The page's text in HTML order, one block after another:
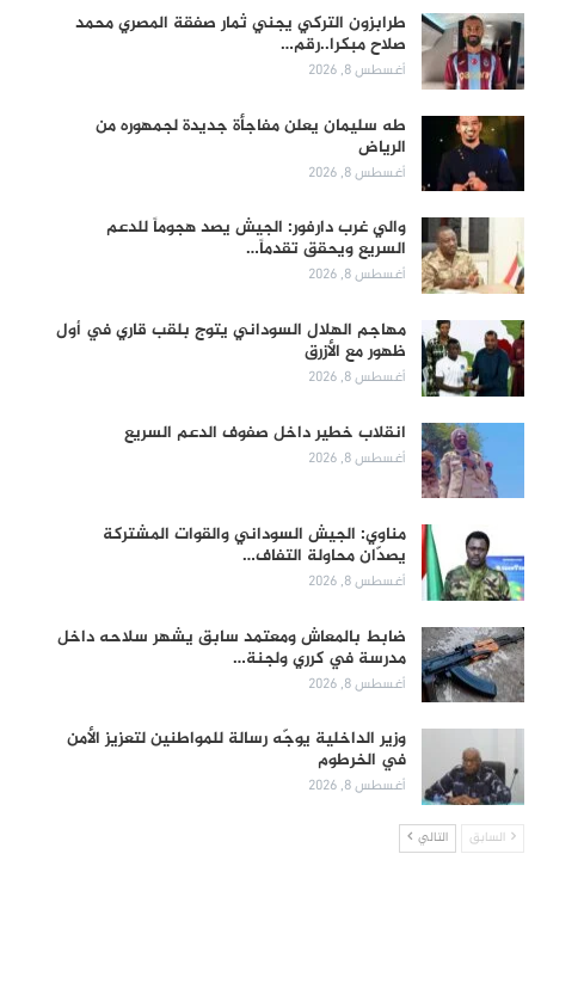
طرابزون التركي يجني ثمار صفقة المصري محمد
صلاح مبكرا..رقم…
أغسطس 8, 2026
طه سليمان يعلن مفاجأة جديدة لجمهوره من
الرياض
أغسطس 8, 2026
والي غرب دارفور: الجيش يصد هجوماً للدعم
السريع ويحقق تقدماً…
أغسطس 8, 2026
مهاجم الهلال السوداني يتوج بلقب قاري في أول
ظهور مع الأزرق
أغسطس 8, 2026
انقلاب خطير داخل صفوف الدعم السريع
أغسطس 8, 2026
مناوي: الجيش السوداني والقوات المشتركة
يصدّان محاولة التفاف…
أغسطس 8, 2026
ضابط بالمعاش ومعتمد سابق يشهر سلاحه داخل
مدرسة في كرري ولجنة…
أغسطس 8, 2026
وزير الداخلية يوجّه رسالة للمواطنين لتعزيز الأمن
في الخرطوم
أغسطس 8, 2026
السابق التالي